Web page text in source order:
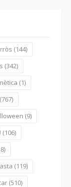
(144)
(342)
(1)
(767)
(9)
(106)
(119)
(510)